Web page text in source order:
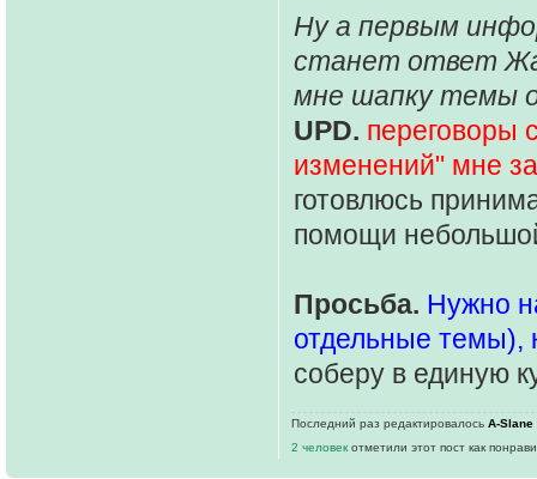
Ну а первым
станет ответ
мне шапку темы
UPD. переговоры
изменений" мне
готовлюсь
помощи
Просьба. Нужно
отдельные темы),
соберу в единую
Последний раз редактировалось A-Slane
2 человек отметили этот пост как